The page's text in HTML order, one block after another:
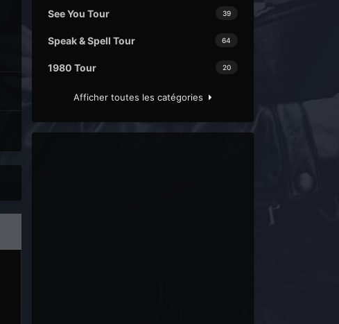
39
See You Tour
64
Speak & Spell Tour
20
1980 Tour
Afficher toutes les catégories